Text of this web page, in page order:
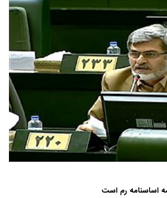
اساسنامه رم است